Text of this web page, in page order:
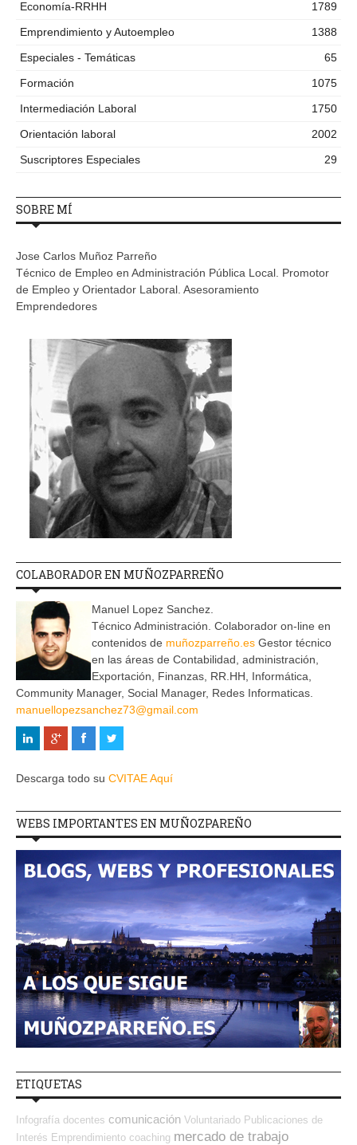
Economía-RRHH
1789
Emprendimiento y Autoempleo
1388
Especiales - Temáticas
65
Formación
1075
Intermediación Laboral
1750
Orientación laboral
2002
Suscriptores Especiales
29
SOBRE MÍ
Jose Carlos Muñoz Parreño
Técnico de Empleo en Administración Pública Local. Promotor
de Empleo y Orientador Laboral. Asesoramiento
Emprendedores
COLABORADOR EN MUÑOZPARREÑO
Manuel Lopez Sanchez.
Técnico Administración. Colaborador on-line en
contenidos de muñozparreño.es Gestor técnico
en las áreas de Contabilidad, administración,
Exportación, Finanzas, RR.HH, Informática,
Community Manager, Social Manager, Redes Informaticas.
manuellopezsanchez73@gmail.com
Descarga todo su CVITAE Aquí
WEBS IMPORTANTES EN MUÑOZPAREÑO
ETIQUETAS
Infografía docentes comunicación Voluntariado Publicaciones de
Interés Emprendimiento coaching mercado de trabajo